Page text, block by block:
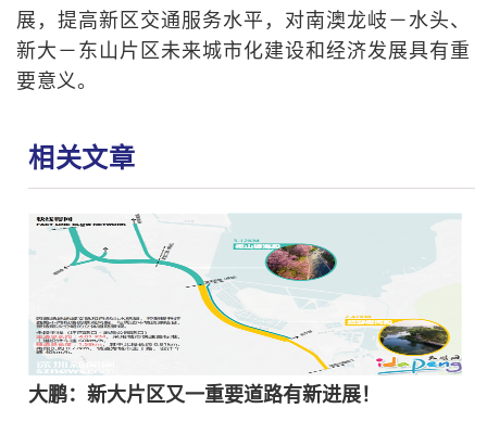
展，提高新区交通服务水平，对南澳龙岐－水头、
新大－东山片区未来城市化建设和经济发展具有重
要意义。
相关文章
大鹏：新大片区又一重要道路有新进展！